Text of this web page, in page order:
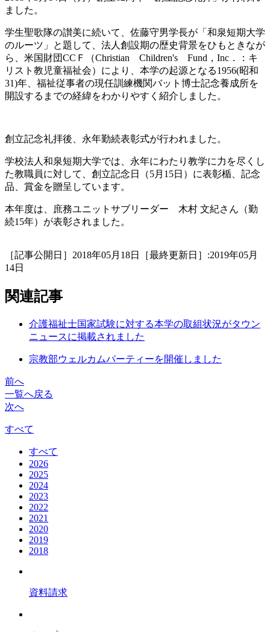
ました。
学生聖歌隊の讃美に続いて、佐藤守男学長が「和泉短期大学
のルーツ」と題して、法人創設期の歴史背景をひもときなが
ら、米国財団CCＦ（Christian Children's Fund，Inc．：キ
リスト教児童福祉会）により、本学の起源となる1956(昭和
31)年、福祉従事者の現任訓練機関バット博士記念養成所を
開設するまでの経緯をわかりやすく紹介しました。
創立記念礼拝後、永年勤続表彰式が行われました。
学校法人和泉短期大学では、永年にわたり教学に力を尽くし
た教職員に対して、創立記念日（5月15日）に表彰楯、記念
品、賞金を贈呈しています。
本年度は、庶務ユニットサブリーダー 木村 文紀さん（勤
続15年）が表彰されました。
［記事公開日］2018年05月18日［最終更新日］:2019年05月
14日
関連記事
介護福祉士国家試験に対する本学の取組状況がタウン
ニュースに掲載されました
宗教部ウェルカムパーティーを開催しました
前へ
一覧へ戻る
次へ
すべて
すべて
2026
2025
2024
2023
2022
2021
2020
2019
2018
資料請求